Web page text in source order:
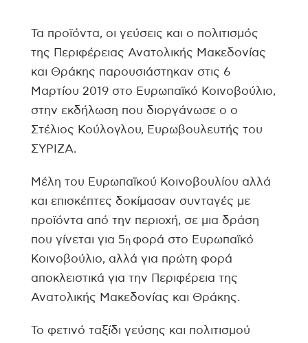
Τα προϊόντα, οι γεύσεις και ο πολιτισμός
της Περιφέρειας Ανατολικής Μακεδονίας
και Θράκης παρουσιάστηκαν στις 6
Μαρτίου 2019 στο Ευρωπαϊκό Κοινοβούλιο,
στην εκδήλωση που διοργάνωσε ο ο
Στέλιος Κούλογλου, Ευρωβουλευτής του
ΣΥΡΙΖΑ.
Μέλη του Ευρωπαϊκού Κοινοβουλίου αλλά
και επισκέπτες δοκίμασαν συνταγές με
προϊόντα από την περιοχή, σε μια δράση
που γίνεται για 5η φορά στο Ευρωπαϊκό
Κοινοβούλιο, αλλά για πρώτη φορά
αποκλειστικά για την Περιφέρεια της
Ανατολικής Μακεδονίας και Θράκης.
Το φετινό ταξίδι γεύσης και πολιτισμού